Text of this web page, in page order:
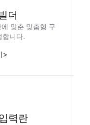
더
맞춘 맞춤형 구
합니다.
>
력란